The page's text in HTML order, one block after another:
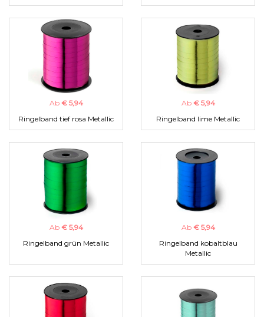
Ab € 5,94
Ringelband tief rosa Metallic
Ab € 5,94
Ringelband lime Metallic
Ab € 5,94
Ringelband grün Metallic
Ab € 5,94
Ringelband kobaltblau
Metallic